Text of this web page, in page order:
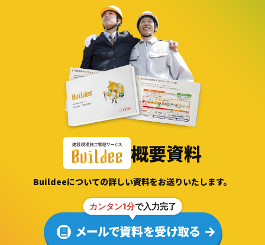
概要資料
Buildeeについての詳しい資料をお送りいたします。
カンタン1分で入力完了
メールで資料を受け取る